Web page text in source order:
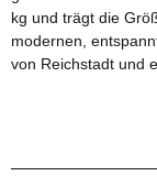
kg und trägt die
modernen,
von Reichstadt und